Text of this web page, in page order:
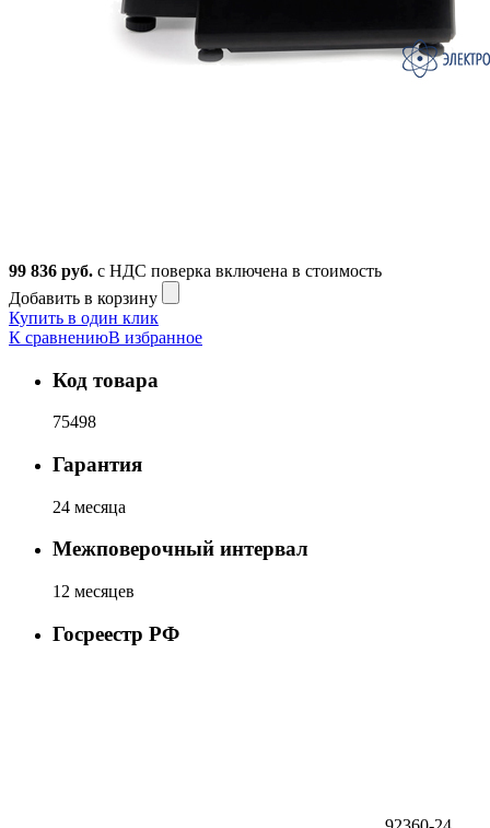
99 836 руб. с НДС поверка включена в стоимость
Добавить в корзину
Купить в один клик
К сравнениюВ избранное
Код товара
75498
Гарантия
24 месяца
Межповерочный интервал
12 месяцев
Госреестр РФ